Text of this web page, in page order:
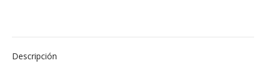
Descripción